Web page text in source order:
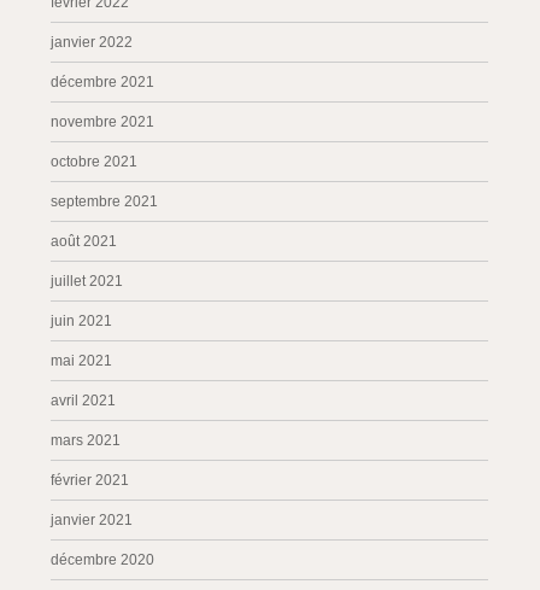
janvier 2022
décembre 2021
novembre 2021
octobre 2021
septembre 2021
août 2021
juillet 2021
juin 2021
mai 2021
avril 2021
mars 2021
février 2021
janvier 2021
décembre 2020